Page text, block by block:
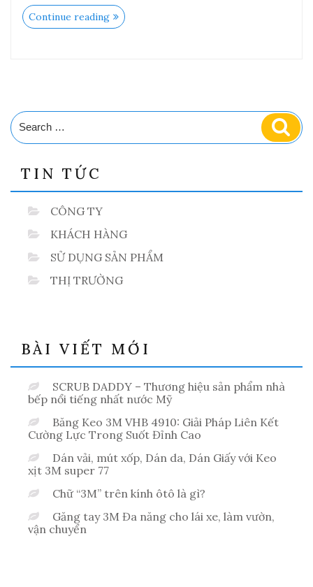
Continue reading“Giải
Pháp
trừ
Search
for:
TIN TỨC
CÔNG TY
KHÁCH HÀNG
SỬ DỤNG SẢN PHẨM
THỊ TRƯỜNG
BÀI VIẾT MỚI
SCRUB DADDY – Thương hiệu sản phẩm nhà
bếp nổi tiếng nhất nước Mỹ
Băng Keo 3M VHB 4910: Giải Pháp Liên Kết
Cường Lực Trong Suốt Đỉnh Cao
Dán vải, mút xốp, Dán da, Dán Giấy với Keo
xịt 3M super 77
Chữ “3M” trên kính ôtô là gì?
Găng tay 3M Đa năng cho lái xe, làm vườn,
vận chuyển